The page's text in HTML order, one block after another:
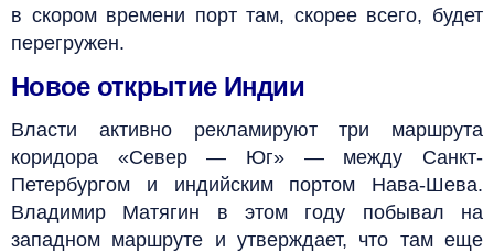
в скором времени порт там, скорее всего, будет
перегружен.
Новое открытие Индии
Власти активно рекламируют три маршрута
коридора «Север — Юг» — между Санкт-
Петербургом и индийским портом Нава-Шева.
Владимир Матягин в этом году побывал на
западном маршруте и утверждает, что там еще